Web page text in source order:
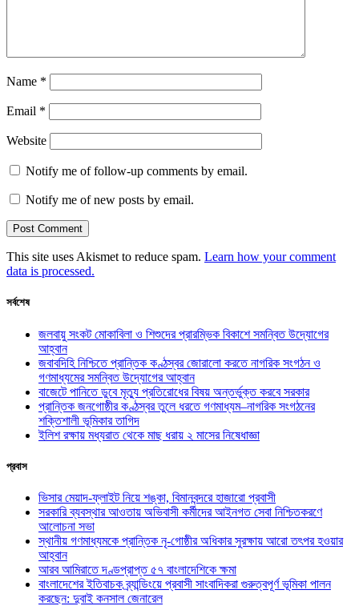
Name *
Email *
Website
Notify me of follow-up comments by email.
Notify me of new posts by email.
This site uses Akismet to reduce spam. Learn how your comment
data is processed.
সর্বশেষ
জলবায়ু সংকট মোকাবিলা ও শিশুদের প্রারম্ভিক বিকাশে সমন্বিত উদ্যোগের
আহ্বান
জবাবদিহি নিশ্চিতে প্রান্তিক কণ্ঠস্বর জোরালো করতে নাগরিক সংগঠন ও
গণমাধ্যমের সমন্বিত উদ্যোগের আহ্বান
বাজেটে পানিতে ডুবে মৃত্যু প্রতিরোধের বিষয় অন্তর্ভুক্ত করবে সরকার
প্রান্তিক জনগোষ্ঠীর কণ্ঠস্বর তুলে ধরতে গণমাধ্যম–নাগরিক সংগঠনের
শক্তিশালী ভূমিকার তাগিদ
ইলিশ রক্ষায় মধ্যরাত থেকে মাছ ধরায় ২ মাসের নিষেধাজ্ঞা
প্রবাস
ভিসার মেয়াদ-ফ্লাইট নিয়ে শঙ্কা, বিমানবন্দরে হাজারো প্রবাসী
সরকারি ব্যবস্থার আওতায় অভিবাসী কর্মীদের আইনগত সেবা নিশ্চিতকরণে
আলোচনা সভা
স্থানীয় গণমাধ্যমকে প্রান্তিক নৃ-গোষ্ঠীর অধিকার সুরক্ষায় আরো তৎপর হওয়ার
আহ্বান
আরব আমিরাতে দণ্ডপ্রাপ্ত ৫৭ বাংলাদেশিকে ক্ষমা
বাংলাদেশের ইতিবাচক ব্র্যান্ডিংয়ে প্রবাসী সাংবাদিকরা গুরুত্বপূর্ণ ভূমিকা পালন
করছেন: দুবাই কনসাল জেনারেল